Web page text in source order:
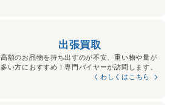
出張買取
高額のお品物を持ち出すのが不安、重い物や量が
多い方におすすめ！専門バイヤーが訪問します。
くわしくはこちら